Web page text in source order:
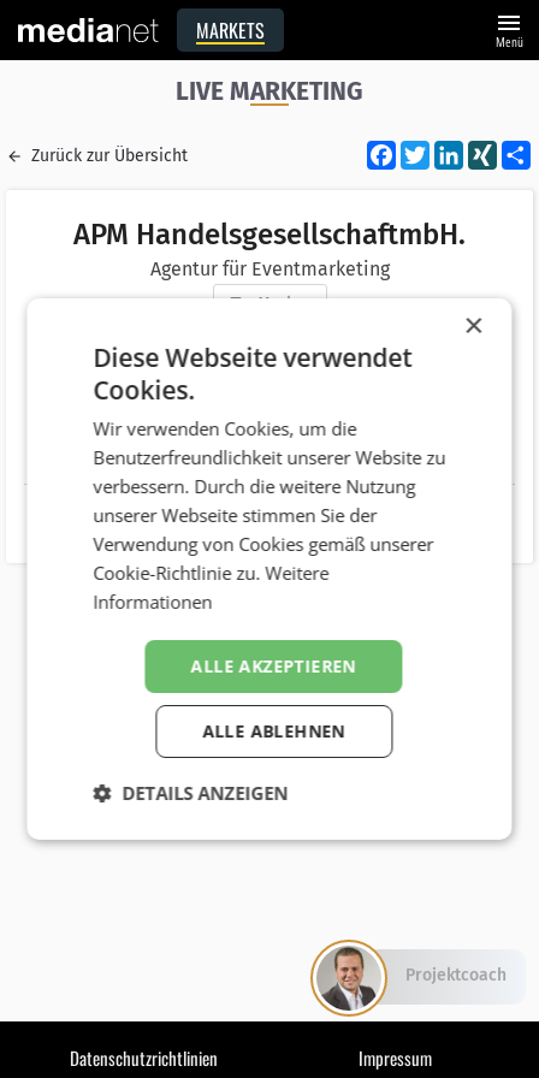
MARKETS menu
Menü
LIVE MARKETING
Zurück zur Übersicht Facebook
Twitter XING
APM HandelsgesellschaftmbH.
Agentur für Eventmarketing
Merken
Website http://www.apm.at
Datenschutzrichtlinien Impressum
×
Diese Webseite verwendet
Cookies.
Wir verwenden Cookies, um die
Benutzerfreundlichkeit unserer Website zu
verbessern. Durch die weitere Nutzung
unserer Webseite stimmen Sie der
Verwendung von Cookies gemäß unserer
Cookie-Richtlinie zu.Weitere
Informationen
ALLE AKZEPTIEREN
ALLE ABLEHNEN
DETAILS ANZEIGEN
Projektcoach